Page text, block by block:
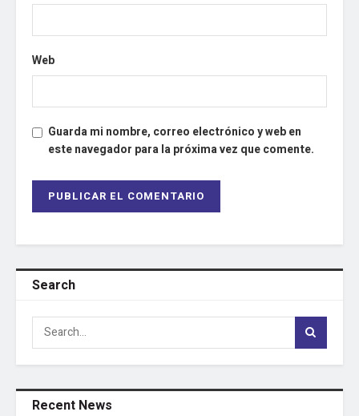
Web
Guarda mi nombre, correo electrónico y web en
este navegador para la próxima vez que comente.
Search
Recent News